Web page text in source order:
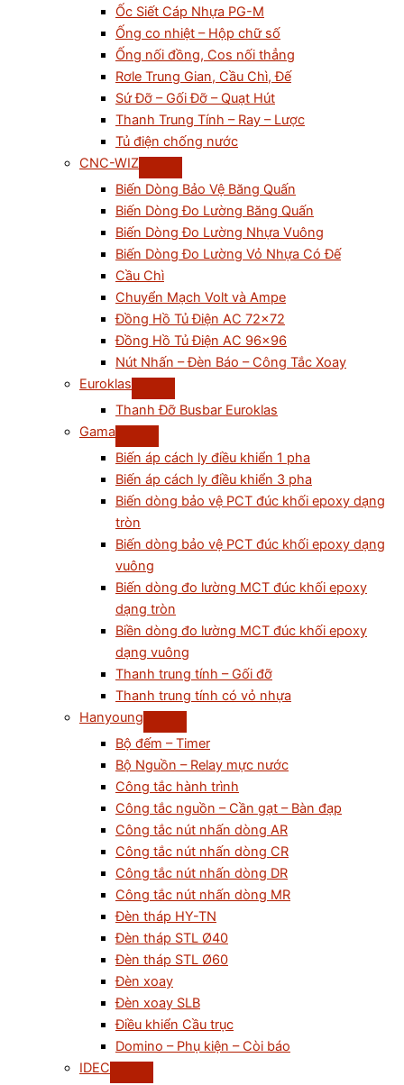
Ốc Siết Cáp Nhựa PG-M
Ống co nhiệt – Hộp chữ số
Ống nối đồng, Cos nối thẳng
Rơle Trung Gian, Cầu Chì, Đế
Sứ Đỡ – Gối Đỡ – Quạt Hút
Thanh Trung Tính – Ray – Lược
Tủ điện chống nước
CNC-WIZ
Biến Dòng Bảo Vệ Băng Quấn
Biến Dòng Đo Lường Băng Quấn
Biến Dòng Đo Lường Nhựa Vuông
Biến Dòng Đo Lường Vỏ Nhựa Có Đế
Cầu Chì
Chuyển Mạch Volt và Ampe
Đồng Hồ Tủ Điện AC 72×72
Đồng Hồ Tủ Điện AC 96×96
Nút Nhấn – Đèn Báo – Công Tắc Xoay
Euroklas
Thanh Đỡ Busbar Euroklas
Gama
Biến áp cách ly điều khiển 1 pha
Biến áp cách ly điều khiển 3 pha
Biến dòng bảo vệ PCT đúc khối epoxy dạng
tròn
Biến dòng bảo vệ PCT đúc khối epoxy dạng
vuông
Biến dòng đo lường MCT đúc khối epoxy
dạng tròn
Biền dòng đo lường MCT đúc khối epoxy
dạng vuông
Thanh trung tính – Gối đỡ
Thanh trung tính có vỏ nhựa
Hanyoung
Bộ đếm – Timer
Bộ Nguồn – Relay mực nước
Công tắc hành trình
Công tắc nguồn – Cần gạt – Bàn đạp
Công tắc nút nhấn dòng AR
Công tắc nút nhấn dòng CR
Công tắc nút nhấn dòng DR
Công tắc nút nhấn dòng MR
Đèn tháp HY-TN
Đèn tháp STL Ø40
Đèn tháp STL Ø60
Đèn xoay
Đèn xoay SLB
Điều khiển Cầu trục
Domino – Phụ kiện – Còi báo
IDEC